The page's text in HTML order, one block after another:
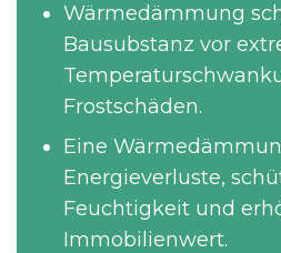
Wärmedämmung
Bausubstanz vor
Frostschäden.
Eine
Energieverluste,
Feuchtigkeit und
Immobilienwert.